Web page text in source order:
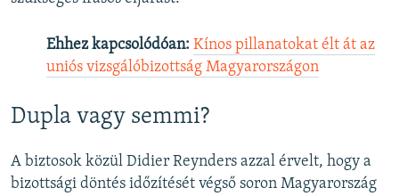
Ehhez kapcsolódóan: Kínos pillanatokat élt át az
uniós vizsgálóbizottság Magyarországon
Dupla vagy semmi?
A biztosok közül Didier Reynders azzal érvelt, hogy a
bizottsági döntés időzítését végső soron Magyarország